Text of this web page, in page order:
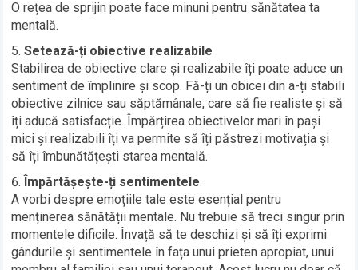
O rețea de sprijin poate face minuni pentru sănătatea ta
mentală.
Setează-ți obiective realizabile
Stabilirea de obiective clare și realizabile îți poate aduce un
sentiment de împlinire și scop. Fă-ți un obicei din a-ți stabili
obiective zilnice sau săptămânale, care să fie realiste și să
îți aducă satisfacție. Împărțirea obiectivelor mari în pași
mici și realizabili îți va permite să îți păstrezi motivația și
să îți îmbunătățești starea mentală.
Împărtășește-ți sentimentele
A vorbi despre emoțiile tale este esențial pentru
menținerea sănătății mentale. Nu trebuie să treci singur prin
momentele dificile. Învață să te deschizi și să îți exprimi
gândurile și sentimentele în fața unui prieten apropiat, unui